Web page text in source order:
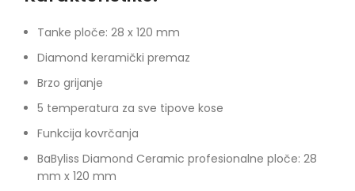
Tanke ploče: 28 x 120 mm
Diamond keramički premaz
Brzo grijanje
5 temperatura za sve tipove kose
Funkcija kovrčanja
BaByliss Diamond Ceramic profesionalne ploče: 28
mm x 120 mm